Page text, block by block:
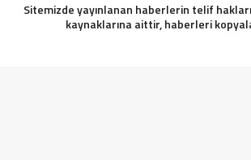
Sitemizde yayınlanan haberlerin telif
kaynaklarına aittir, haberleri